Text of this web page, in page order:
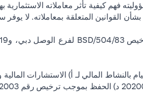
فهم كيفية تأثر معاملاته الاستثمارية
المتعلقة بمعاملاته. لا يوفر